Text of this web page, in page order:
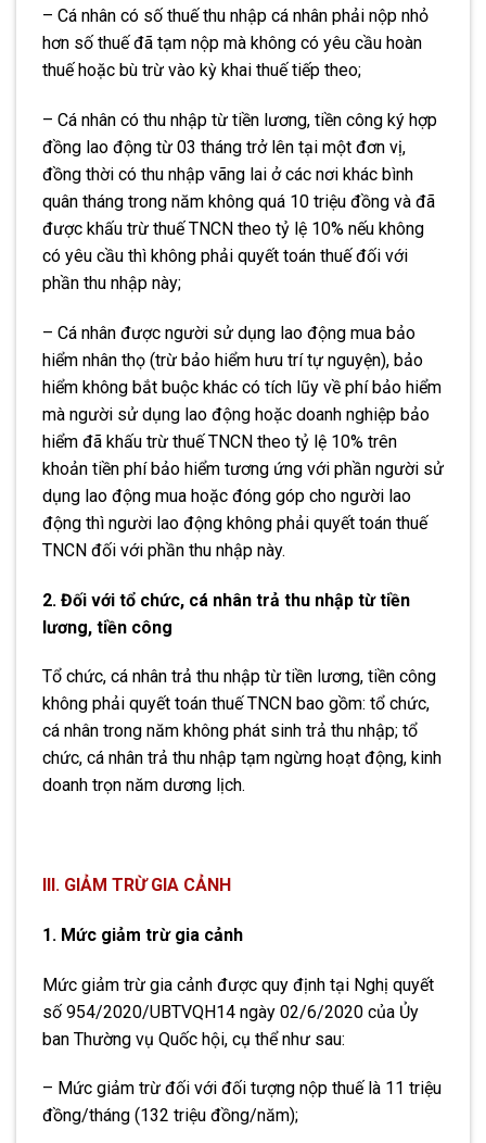
– Cá nhân có số thuế thu nhập cá nhân phải nộp nhỏ
hơn số thuế đã tạm nộp mà không có yêu cầu hoàn
thuế hoặc bù trừ vào kỳ khai thuế tiếp theo;
– Cá nhân có thu nhập từ tiền lương, tiền công ký hợp
đồng lao động từ 03 tháng trở lên tại một đơn vị,
đồng thời có thu nhập vãng lai ở các nơi khác bình
quân tháng trong năm không quá 10 triệu đồng và đã
được khấu trừ thuế TNCN theo tỷ lệ 10% nếu không
có yêu cầu thì không phải quyết toán thuế đối với
phần thu nhập này;
– Cá nhân được người sử dụng lao động mua bảo
hiểm nhân thọ (trừ bảo hiểm hưu trí tự nguyện), bảo
hiểm không bắt buộc khác có tích lũy về phí bảo hiểm
mà người sử dụng lao động hoặc doanh nghiệp bảo
hiểm đã khấu trừ thuế TNCN theo tỷ lệ 10% trên
khoản tiền phí bảo hiểm tương ứng với phần người sử
dụng lao động mua hoặc đóng góp cho người lao
động thì người lao động không phải quyết toán thuế
TNCN đối với phần thu nhập này.
2. Đối với tổ chức, cá nhân trả thu nhập từ tiền
lương, tiền công
Tổ chức, cá nhân trả thu nhập từ tiền lương, tiền công
không phải quyết toán thuế TNCN bao gồm: tổ chức,
cá nhân trong năm không phát sinh trả thu nhập; tổ
chức, cá nhân trả thu nhập tạm ngừng hoạt động, kinh
doanh trọn năm dương lịch.
III. GIẢM TRỪ GIA CẢNH
1. Mức giảm trừ gia cảnh
Mức giảm trừ gia cảnh được quy định tại Nghị quyết
số 954/2020/UBTVQH14 ngày 02/6/2020 của Ủy
ban Thường vụ Quốc hội, cụ thểnhư sau:
– Mức giảm trừ đối với đối tượng nộp thuế là 11 triệu
đồng/tháng (132 triệu đồng/năm);